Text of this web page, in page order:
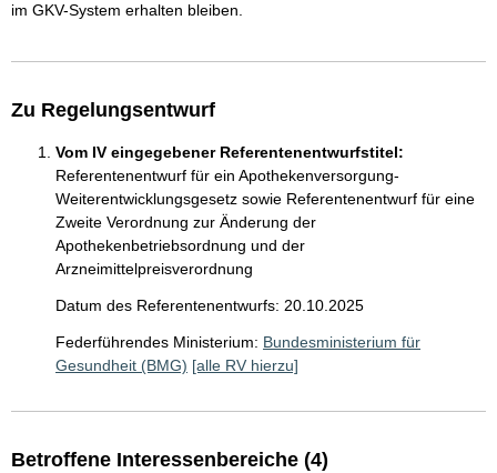
im GKV-System erhalten bleiben.
Zu Regelungsentwurf
Vom IV eingegebener Referentenentwurfstitel:
Referentenentwurf für ein Apothekenversorgung-
Weiterentwicklungsgesetz sowie Referentenentwurf für eine
Zweite Verordnung zur Änderung der
Apothekenbetriebsordnung und der
Arzneimittelpreisverordnung
Datum des Referentenentwurfs: 20.10.2025
Federführendes Ministerium: Bundesministerium für
Gesundheit (BMG) [alle RV hierzu]
Betroffene Interessenbereiche (4)